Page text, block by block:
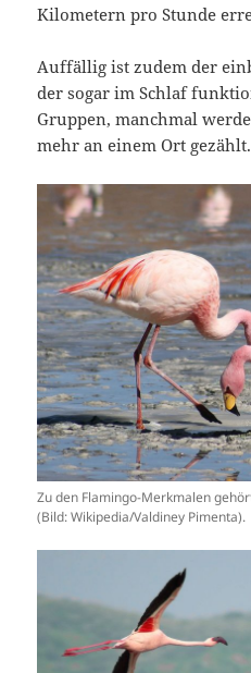
Kilometern pro Stunde
Auffällig ist zudem der
der sogar im Schlaf
Gruppen, manchmal
mehr an einem Ort gezählt.
Zu den Flamingo-Merkmalen
(Bild: Wikipedia/Valdiney Pimenta).